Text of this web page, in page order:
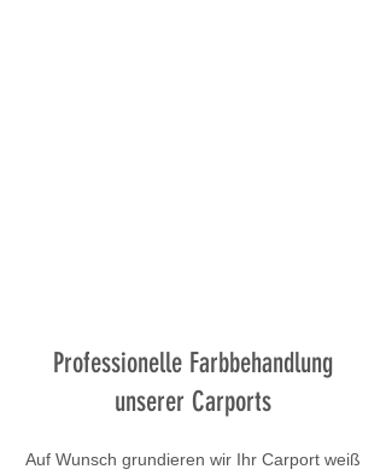
Professionelle Farbbehandlung
unserer Carports
Auf Wunsch grundieren wir Ihr Carport weiß